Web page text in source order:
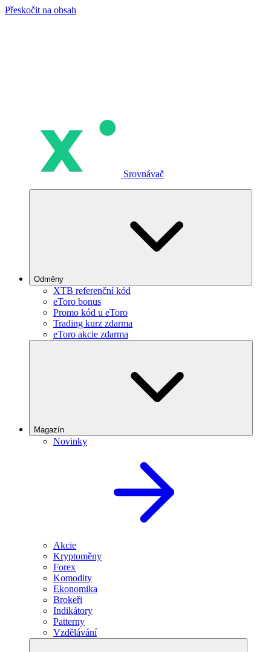
Přeskočit na obsah
Srovnávač
Odměny
XTB referenční kód
eToro bonus
Promo kód u eToro
Trading kurz zdarma
eToro akcie zdarma
Magazín
Novinky
Akcie
Kryptoměny
Forex
Komodity
Ekonomika
Brokeři
Indikátory
Patterny
Vzdělávání